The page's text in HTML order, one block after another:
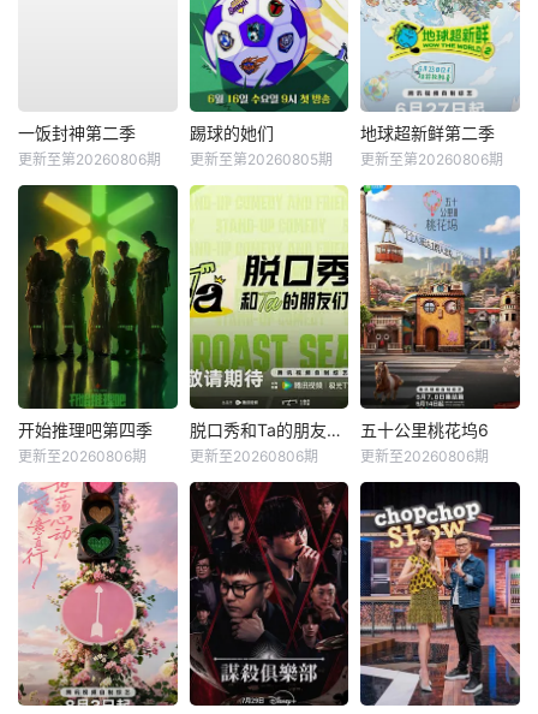
一饭封神第二季
更新至第20260806期
踢球的她们
更新至第20260805期
地球超新鲜第二季
更新至第20260806期
开始推理吧第四季
更新至20260806期
脱口秀和Ta的朋友们第三季
更新至20260806期
五十公里桃花坞6
更新至20260806期